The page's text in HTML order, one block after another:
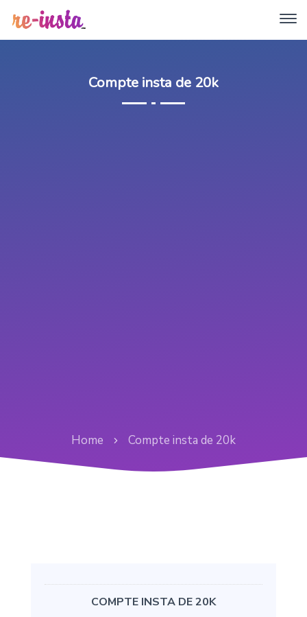
Compte insta de 20k
Home Compte insta de 20k
COMPTE INSTA DE 20K